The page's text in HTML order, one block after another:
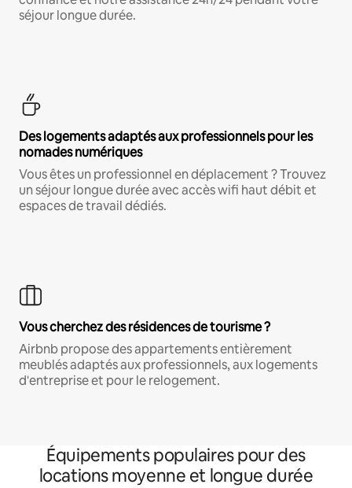
séjour longue durée.
Des logements adaptés aux professionnels pour les
nomades numériques
Vous êtes un professionnel en déplacement ? Trouvez
un séjour longue durée avec accès wifi haut débit et
espaces de travail dédiés.
Vous cherchez des résidences de tourisme ?
Airbnb propose des appartements entièrement
meublés adaptés aux professionnels, aux logements
d'entreprise et pour le relogement.
Équipements populaires pour des
locations moyenne et longue durée